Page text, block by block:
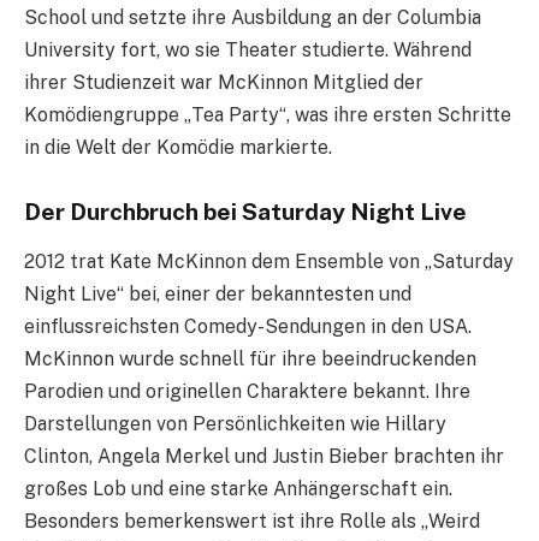
School und setzte ihre Ausbildung an der Columbia
University fort, wo sie Theater studierte. Während
ihrer Studienzeit war McKinnon Mitglied der
Komödiengruppe „Tea Party“, was ihre ersten Schritte
in die Welt der Komödie markierte.
Der Durchbruch bei Saturday Night Live
2012 trat Kate McKinnon dem Ensemble von „Saturday
Night Live“ bei, einer der bekanntesten und
einflussreichsten Comedy-Sendungen in den USA.
McKinnon wurde schnell für ihre beeindruckenden
Parodien und originellen Charaktere bekannt. Ihre
Darstellungen von Persönlichkeiten wie Hillary
Clinton, Angela Merkel und Justin Bieber brachten ihr
großes Lob und eine starke Anhängerschaft ein.
Besonders bemerkenswert ist ihre Rolle als „Weird